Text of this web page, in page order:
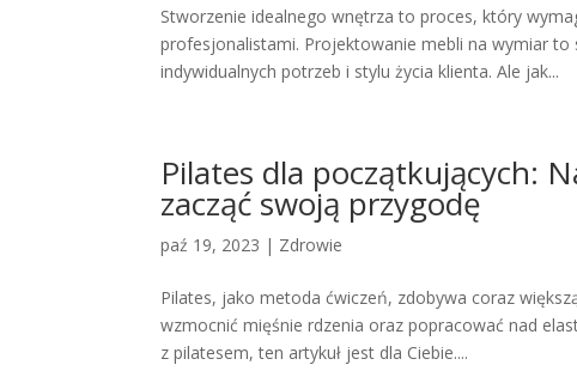
Stworzenie idealnego wnętrza to proces, który
profesjonalistami. Projektowanie mebli na wymiar
indywidualnych potrzeb i stylu życia klienta. Ale jak...
Pilates dla początkujących:
zacząć swoją przygodę
paź 19, 2023 | Zdrowie
Pilates, jako metoda ćwiczeń, zdobywa coraz
wzmocnić mięśnie rdzenia oraz popracować nad
z pilatesem, ten artykuł jest dla Ciebie....